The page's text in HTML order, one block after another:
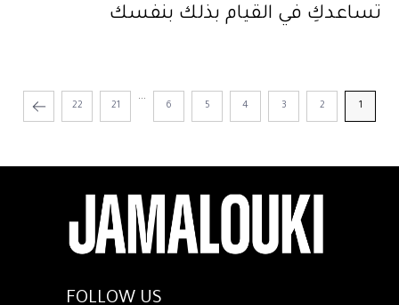
تساعدكِ في القيام بذلك بنفسك
1
2
3
4
5
6
...
21
22
FOLLOW US